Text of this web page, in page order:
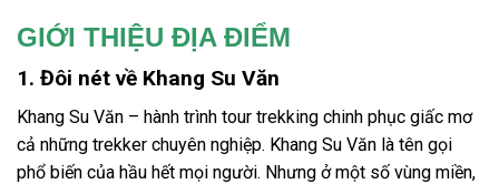
GIỚI THIỆU ĐỊA ĐIỂM
1. Đôi nét về Khang Su Văn
Khang Su Văn – hành trình tour trekking chinh phục giấc mơ
cả những trekker chuyên nghiệp. Khang Su Văn là tên gọi
phổ biến của hầu hết mọi người. Nhưng ở một số vùng miền,